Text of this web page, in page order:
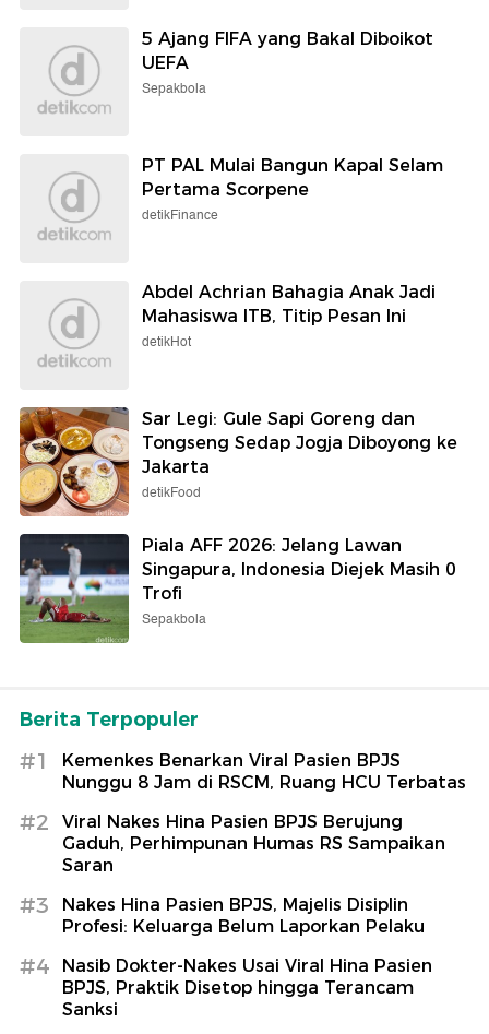
5 Ajang FIFA yang Bakal Diboikot
UEFA
Sepakbola
PT PAL Mulai Bangun Kapal Selam
Pertama Scorpene
detikFinance
Abdel Achrian Bahagia Anak Jadi
Mahasiswa ITB, Titip Pesan Ini
detikHot
Sar Legi: Gule Sapi Goreng dan
Tongseng Sedap Jogja Diboyong ke
Jakarta
detikFood
Piala AFF 2026: Jelang Lawan
Singapura, Indonesia Diejek Masih 0
Trofi
Sepakbola
Berita Terpopuler
#1
Kemenkes Benarkan Viral Pasien BPJS
Nunggu 8 Jam di RSCM, Ruang HCU Terbatas
#2
Viral Nakes Hina Pasien BPJS Berujung
Gaduh, Perhimpunan Humas RS Sampaikan
Saran
#3
Nakes Hina Pasien BPJS, Majelis Disiplin
Profesi: Keluarga Belum Laporkan Pelaku
#4
Nasib Dokter-Nakes Usai Viral Hina Pasien
BPJS, Praktik Disetop hingga Terancam
Sanksi